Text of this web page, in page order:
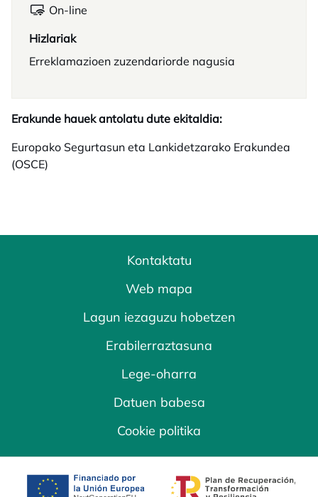
On-line
Hizlariak
Erreklamazioen zuzendariorde nagusia
Erakunde hauek antolatu dute ekitaldia:
Europako Segurtasun eta Lankidetzarako Erakundea
(OSCE)
Kontaktatu
Web mapa
Lagun iezaguzu hobetzen
Erabilerraztasuna
Lege-oharra
Datuen babesa
Cookie politika
opens in a new tab opens in a new